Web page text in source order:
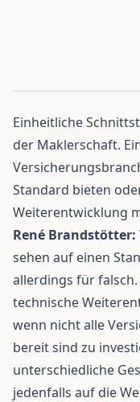
Einheitliche
der Maklerschaft.
Standard bieten
Weiterentwicklung
René Brandstötter:
sehen auf einen
allerdings für
technische
wenn nicht alle
bereit sind zu
unterschiedliche
jedenfalls auf die